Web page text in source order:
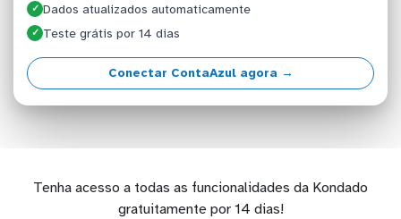
✓ Dados atualizados automaticamente
✓ Teste grátis por 14 dias
Conectar ContaAzul agora →
Tenha acesso a todas as funcionalidades da Kondado
gratuitamente por 14 dias!